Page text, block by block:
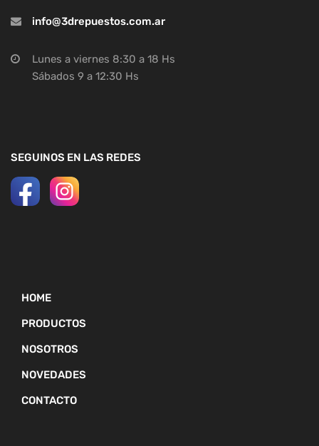
info@3drepuestos.com.ar
Lunes a viernes 8:30 a 18 Hs
Sábados 9 a 12:30 Hs
SEGUINOS EN LAS REDES
HOME
PRODUCTOS
NOSOTROS
NOVEDADES
CONTACTO